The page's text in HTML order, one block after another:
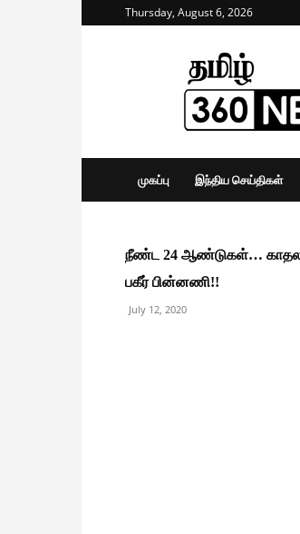
Thursday, August 6, 2026
Tamil
360
News
முகப்பு இந்திய செய்திகள்
நீண்ட 24 ஆண்டுகள்…
பகீர் பின்னணி!!
July 12, 2020